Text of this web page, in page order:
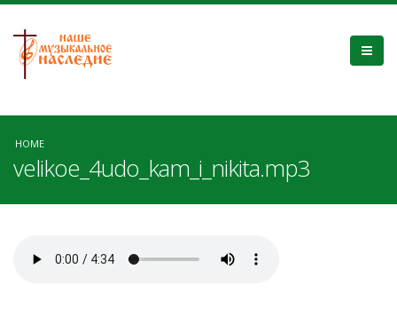
HOME
velikoe_4udo_kam_i_nikita.mp3